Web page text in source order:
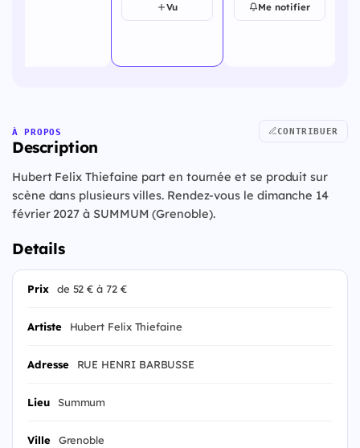
Vu Me notifier
À PROPOS
Description
CONTRIBUER
Hubert Felix Thiefaine part en tournée et se produit sur
scène dans plusieurs villes. Rendez-vous le dimanche 14
février 2027 à SUMMUM (Grenoble).
Details
Prix de 52 € à 72 €
Artiste Hubert Felix Thiefaine
Adresse RUE HENRI BARBUSSE
Lieu Summum
Ville Grenoble